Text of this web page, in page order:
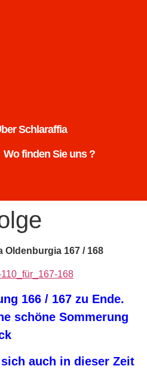
Schlaraffia
Wo finden Sie uns ?
167 / 168
168
166 / 167 zu Ende.
schöne Sommerung
auch in dieser Zeit